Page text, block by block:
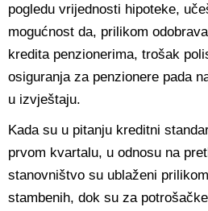
pogledu vrijednosti hipoteke,
mogućnost da, prilikom
kredita penzionerima, trošak
osiguranja za penzionere pada
u izvještaju.
Kada su u pitanju kreditni
prvom kvartalu, u odnosu na
stanovništvo su ublaženi
stambenih, dok su za